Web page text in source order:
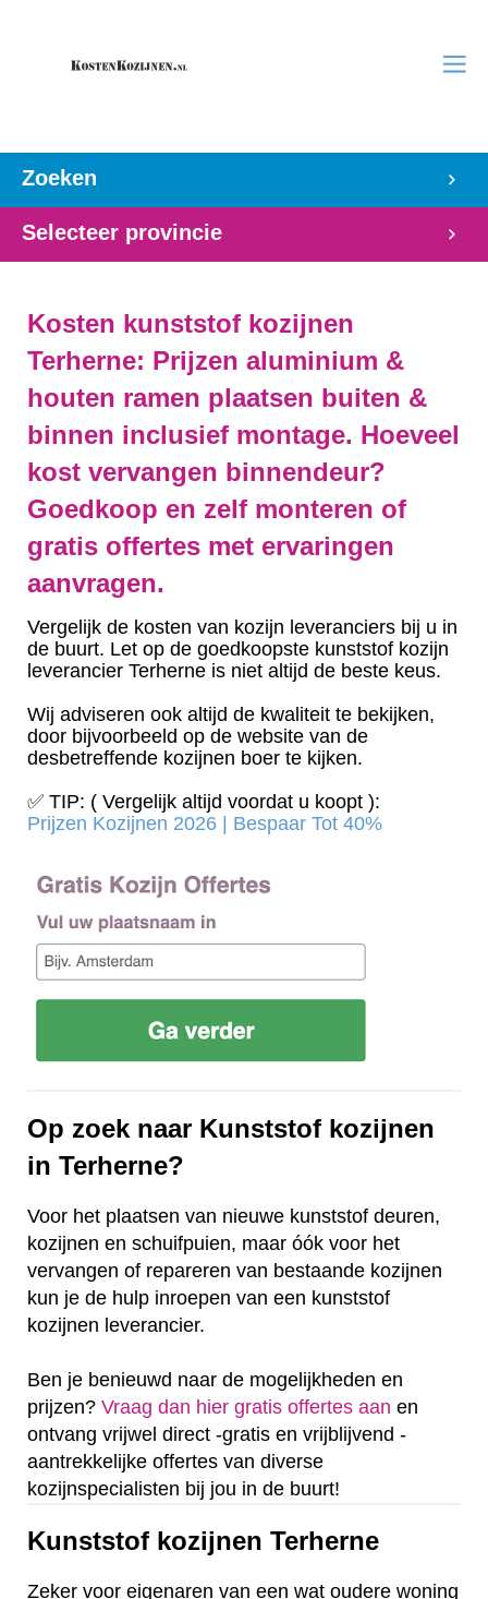
Zoeken
Selecteer provincie
Kosten kunststof kozijnen
Terherne: Prijzen aluminium &
houten ramen plaatsen buiten &
binnen inclusief montage. Hoeveel
kost vervangen binnendeur?
Goedkoop en zelf monteren of
gratis offertes met ervaringen
aanvragen.
Vergelijk de kosten van kozijn leveranciers bij u in
de buurt. Let op de goedkoopste kunststof kozijn
leverancier Terherne is niet altijd de beste keus.
Wij adviseren ook altijd de kwaliteit te bekijken,
door bijvoorbeeld op de website van de
desbetreffende kozijnen boer te kijken.
✅ TIP: ( Vergelijk altijd voordat u koopt ):
Prijzen Kozijnen 2026 | Bespaar Tot 40%‎
Op zoek naar Kunststof kozijnen
in Terherne?
Voor het plaatsen van nieuwe kunststof deuren,
kozijnen en schuifpuien, maar óók voor het
vervangen of repareren van bestaande kozijnen
kun je de hulp inroepen van een kunststof
kozijnen leverancier.
Ben je benieuwd naar de mogelijkheden en
prijzen? Vraag dan hier gratis offertes aan en
ontvang vrijwel direct -gratis en vrijblijvend -
aantrekkelijke offertes van diverse
kozijnspecialisten bij jou in de buurt!
Kunststof kozijnen Terherne
Zeker voor eigenaren van een wat oudere woning